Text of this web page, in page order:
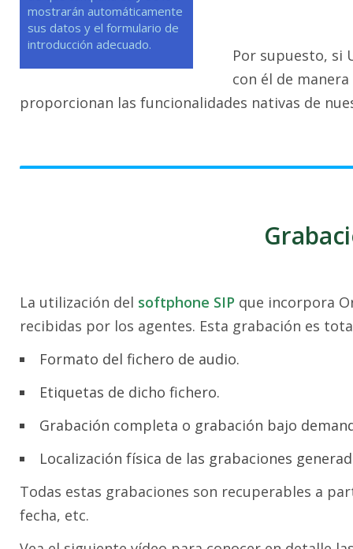
mostrarán automáticamente
sus datos y el formulario de
introducción adecuado.
Por supuesto, si
con él de
proporcionan las funcionalidades nativas de
La utilización del softphone SIP que incorpora
recibidas por los agentes. Esta grabación es
Formato del fichero de audio.
Etiquetas de dicho fichero.
Grabación completa o grabación bajo
Localización física de las grabaciones
Todas estas grabaciones son recuperables a
fecha, etc.